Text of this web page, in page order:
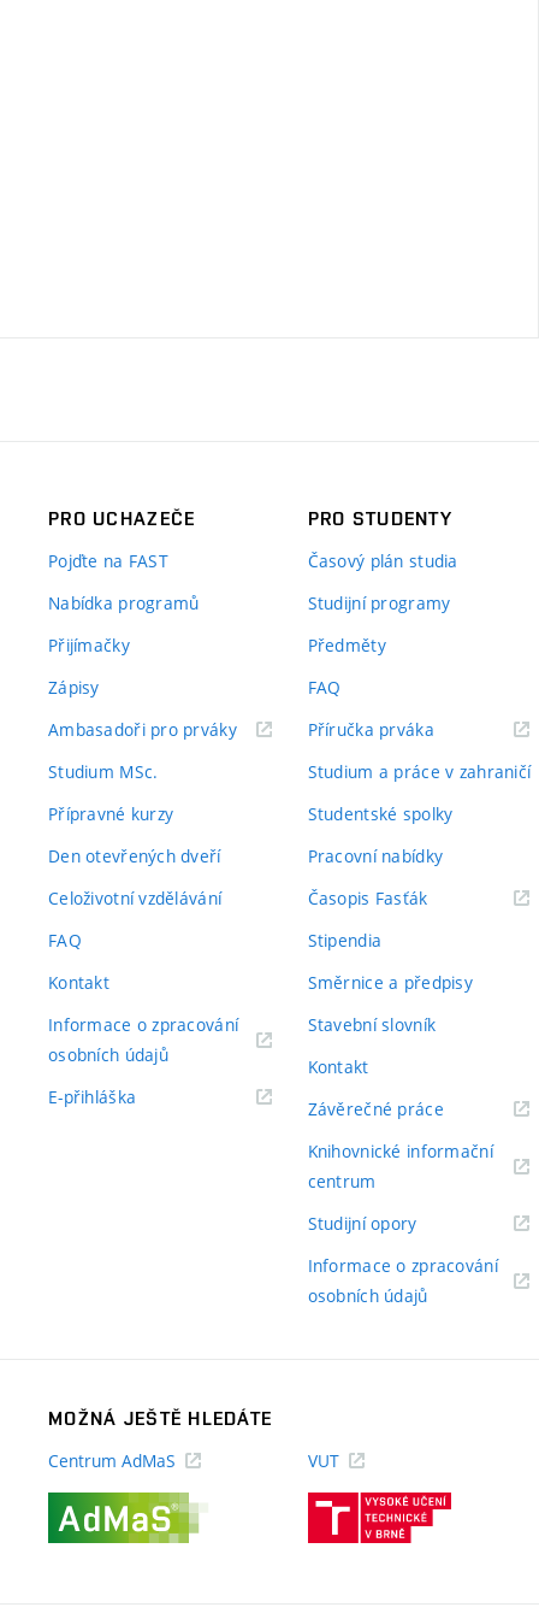
PRO UCHAZEČE
Pojďte na FAST
Nabídka programů
Přijímačky
Zápisy
Ambasadoři pro prváky(externí
Studium MSc.
Přípravné kurzy
Den otevřených dveří
Celoživotní vzdělávání
FAQ
Kontakt
Informace o zpracování
osobních údajů(externí
E-přihláška
PRO STUDENTY
Časový plán studia
Studijní programy
Předměty
FAQ
Příručka prváka(externí
Studium a práce v zahraničí
Studentské spolky
Pracovní nabídky
Časopis Fasťák(externí
Stipendia
Směrnice a předpisy
Stavební slovník
Kontakt
Závěrečné práce(externí
Knihovnické informační
centrum
Studijní opory(externí
Informace o zpracování
osobních údajů(externí
MOŽNÁ JEŠTĚ HLEDÁTE
Centrum AdMaS
VUT
(externí